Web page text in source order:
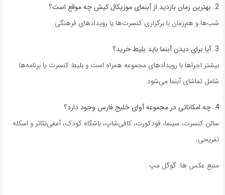
2. بهترین زمان بازدید از آبنمای موزیکال کیش چه موقع است؟
شب‌ها و هم‌زمان با برگزاری کنسرت‌ها یا رویدادهای فرهنگی.
3. آیا برای دیدن آبنما باید بلیط خرید؟
بیشتر اجراها با رویدادهای مجموعه همراه است و بلیط کنسرت یا برنامه‌ها
شامل تماشای آبنما می‌شود.
4. چه امکاناتی در مجموعه آوای خلیج فارس وجود دارد؟
سالن کنسرت، سینما، فودکورت، کافی‌شاپ، باشگاه کودک، آمفی‌تئاتر و اسکله
تفریحی.
منبع عکس ها: گوگل مپ